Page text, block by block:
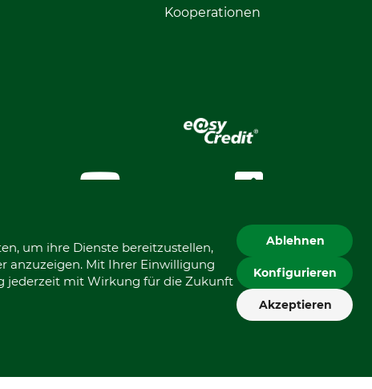
Kooperationen
um ihre Dienste bereitzustellen,
anzuzeigen. Mit Ihrer Einwilligung
jederzeit mit Wirkung für die Zukunft
Ablehnen
Konfigurieren
Akzeptieren